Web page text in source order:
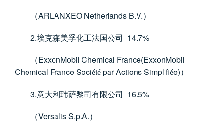
（ARLANXEO Netherlands B.V.）
2.埃克森美孚化工法国公司 14.7%
（ExxonMobil Chemical France(ExxonMobil
Chemical France Société par Actions Simplifiée)）
3.意大利玮萨黎司有限公司 16.5%
（Versalis S.p.A.）